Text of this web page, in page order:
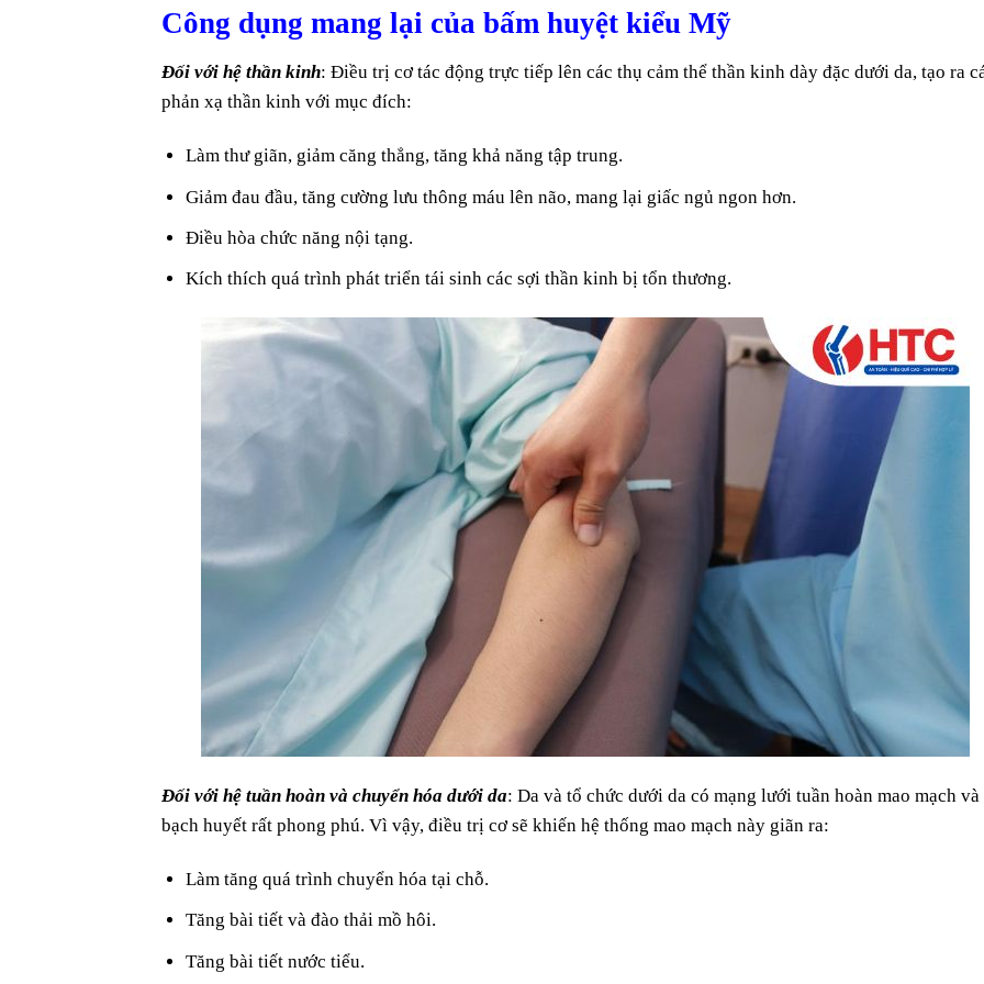
Công dụng mang lại của bấm huyệt kiểu Mỹ
Đối với hệ thần kinh: Điều trị cơ tác động trực tiếp lên các thụ cảm thể thần kinh dày đặc dưới da, tạo ra
phản xạ thần kinh với mục đích:
Làm thư giãn, giảm căng thẳng, tăng khả năng tập trung.
Giảm đau đầu, tăng cường lưu thông máu lên não, mang lại giấc ngủ ngon hơn.
Điều hòa chức năng nội tạng.
Kích thích quá trình phát triển tái sinh các sợi thần kinh bị tổn thương.
Đối với hệ tuần hoàn và chuyển hóa dưới da: Da và tổ chức dưới da có mạng lưới tuần hoàn mao mạch và
bạch huyết rất phong phú. Vì vậy, điều trị cơ sẽ khiến hệ thống mao mạch này giãn ra:
Làm tăng quá trình chuyển hóa tại chỗ.
Tăng bài tiết và đào thải mồ hôi.
Tăng bài tiết nước tiểu.